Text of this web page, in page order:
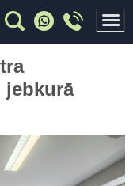
jebkurā